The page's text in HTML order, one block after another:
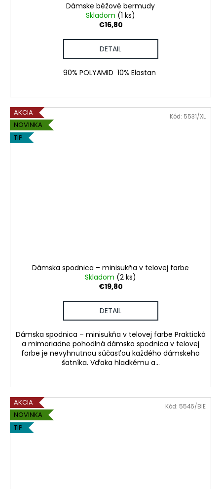
Dámske béžové bermudy
Skladom (1 ks)
€16,80
DETAIL
90% POLYAMID 10% Elastan
AKCIA
NOVINKA
TIP
Dámska spodnica – minisukňa v telovej farbe
Skladom (2 ks)
€19,80
DETAIL
Dámska spodnica – minisukňa v telovej farbe Praktická
a mimoriadne pohodlná dámska spodnica v telovej
farbe je nevyhnutnou súčasťou každého dámskeho
šatníka. Vďaka hladkému a...
Kód: 5531/XL
AKCIA
NOVINKA
TIP
Kód: 5546/BIE